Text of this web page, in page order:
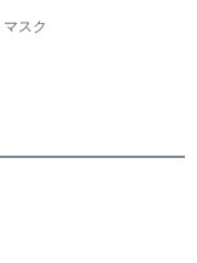
スク